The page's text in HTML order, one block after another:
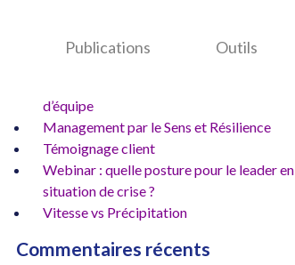
Publications Outils
Articles récents
d’équipe
Management par le Sens et Résilience
Témoignage client
Webinar : quelle posture pour le leader en
situation de crise ?
Vitesse vs Précipitation
Commentaires récents